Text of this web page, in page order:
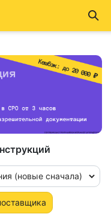
(новые сначала)